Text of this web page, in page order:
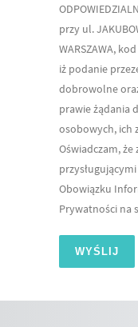
przy ul.
WARSZAWA,
iż podanie
dobrowolne
prawie żądania
osobowych, ich
Oświadczam, że
Obowiązku
Prywatności na